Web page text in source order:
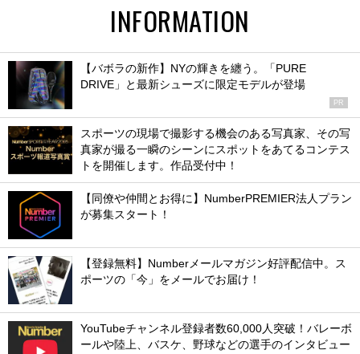
INFORMATION
【バボラの新作】NYの輝きを纏う。「PURE
DRIVE」と最新シューズに限定モデルが登場
PR
スポーツの現場で撮影する機会のある写真家、その写
真家が撮る一瞬のシーンにスポットをあてるコンテス
トを開催します。作品受付中！
【同僚や仲間とお得に】NumberPREMIER法人プラン
が募集スタート！
【登録無料】Numberメールマガジン好評配信中。ス
ポーツの「今」をメールでお届け！
YouTubeチャンネル登録者数60,000人突破！バレーボ
ールや陸上、バスケ、野球などの選手のインタビュー